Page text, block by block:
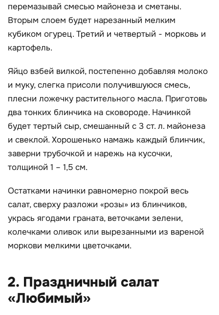
перемазывай смесью майонеза и сметаны.
Вторым слоем будет нарезанный мелким
кубиком огурец. Третий и четвертый - морковь и
картофель.
Яйцо взбей вилкой, постепенно добавляя молоко
и муку, слегка присоли получившуюся смесь,
плесни ложечку растительного масла. Приготовь
два тонких блинчика на сковороде. Начинкой
будет тертый сыр, смешанный с 3 ст. л. майонеза
и свеклой. Хорошенько намажь каждый блинчик,
заверни трубочкой и нарежь на кусочки,
толщиной 1 – 1,5 см.
Остатками начинки равномерно покрой весь
салат, сверху разложи «розы» из блинчиков,
укрась ягодами граната, веточками зелени,
колечками оливок или вырезанными из вареной
моркови мелкими цветочками.
2. Праздничный салат
«Любимый»